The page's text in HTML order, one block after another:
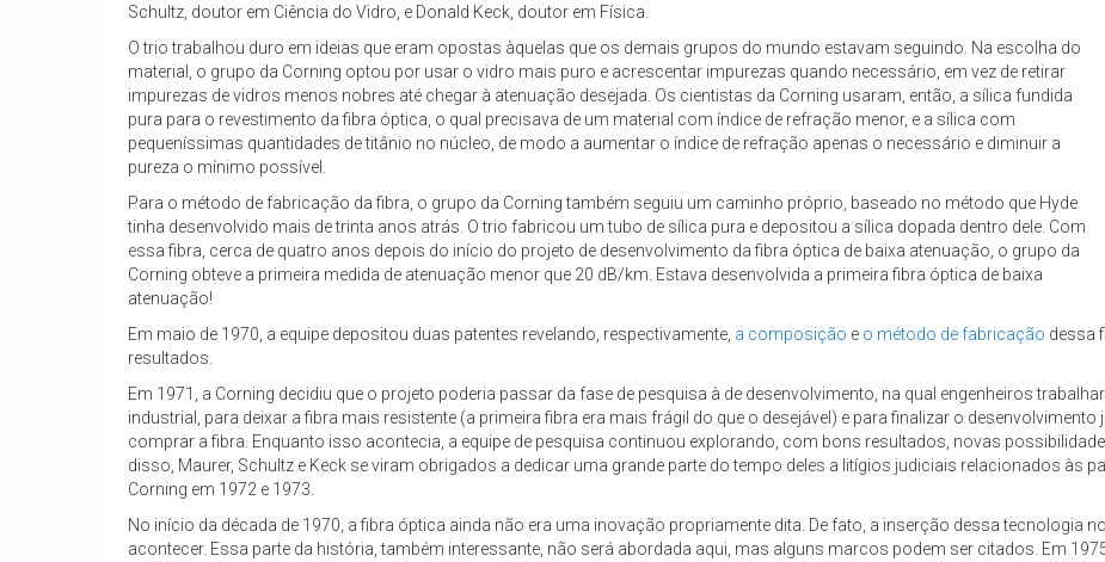
Schultz, doutor em Ciência do Vidro, e Donald Keck, doutor em Física.
O trio trabalhou duro em ideias que eram opostas àquelas que os demais grupos do mundo estavam seguindo. Na escolha do
material, o grupo da Corning optou por usar o vidro mais puro e acrescentar impurezas quando necessário, em vez de retirar
impurezas de vidros menos nobres até chegar à atenuação desejada. Os cientistas da Corning usaram, então, a sílica fundida
pura para o revestimento da fibra óptica, o qual precisava de um material com índice de refração menor, e a sílica com
pequeníssimas quantidades de titânio no núcleo, de modo a aumentar o índice de refração apenas o necessário e diminuir a
pureza o mínimo possível.
Para o método de fabricação da fibra, o grupo da Corning também seguiu um caminho próprio, baseado no método que Hyde
tinha desenvolvido mais de trinta anos atrás. O trio fabricou um tubo de sílica pura e depositou a sílica dopada dentro dele. Com
essa fibra, cerca de quatro anos depois do início do projeto de desenvolvimento da fibra óptica de baixa atenuação, o grupo da
Corning obteve a primeira medida de atenuação menor que 20 dB/km. Estava desenvolvida a primeira fibra óptica de baixa
atenuação!
Em maio de 1970, a equipe depositou duas patentes revelando, respectivamente, a composição e o método de fabricação dessa
resultados.
Em 1971, a Corning decidiu que o projeto poderia passar da fase de pesquisa à de desenvolvimento, na qual engenheiros
industrial, para deixar a fibra mais resistente (a primeira fibra era mais frágil do que o desejável) e para finalizar o
comprar a fibra. Enquanto isso acontecia, a equipe de pesquisa continuou explorando, com bons resultados, novas
disso, Maurer, Schultz e Keck se viram obrigados a dedicar uma grande parte do tempo deles a litígios judiciais relacionados às
Corning em 1972 e 1973.
No início da década de 1970, a fibra óptica ainda não era uma inovação propriamente dita. De fato, a inserção dessa tecnologia
acontecer. Essa parte da história, também interessante, não será abordada aqui, mas alguns marcos podem ser citados. Em